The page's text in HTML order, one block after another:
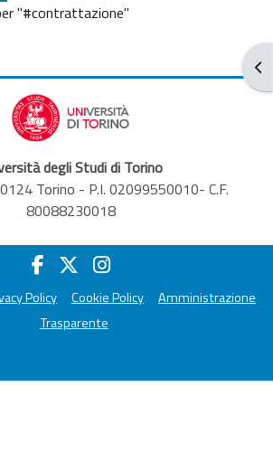
"#contrattazione"
degli Studi di Torino
Torino - P.I. 02099550010- C.F.
80088230018
Policy Cookie Policy
Amministrazione
Trasparente